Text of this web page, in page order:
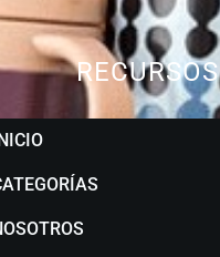
RECURSOS